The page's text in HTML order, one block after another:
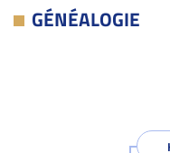
GÉNÉALOGIE